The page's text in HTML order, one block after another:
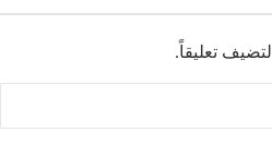
لتضيف تعليقاً.